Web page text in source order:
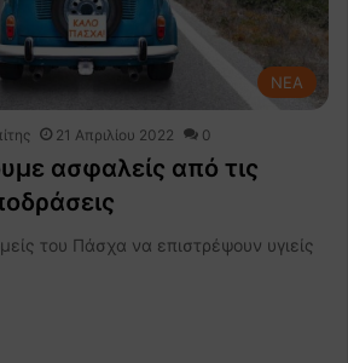
NEA
21 Απριλίου 2022 0
ασφαλείς από τις
του Πάσχα να επιστρέψουν υγιείς